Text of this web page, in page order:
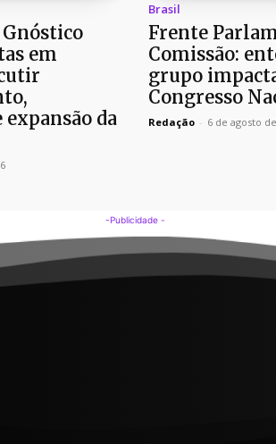
em
da
Brasil
Frente
Comissão:
grupo
Congresso
Redação - 6 de agosto
-Publicidade -